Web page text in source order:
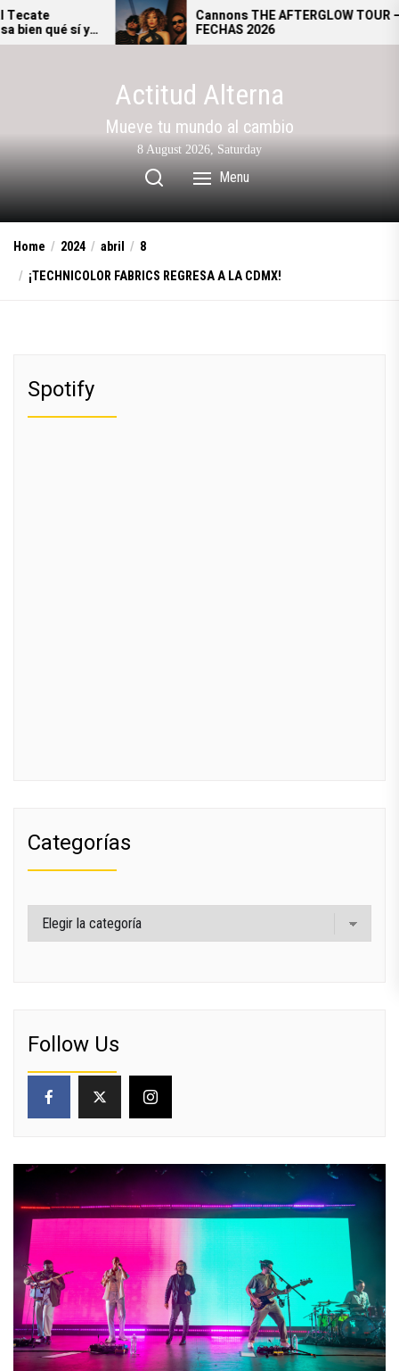
Skip
to
Cannons THE AFTERGLOW TOUR –
FECHAS 2026
Actitud Alterna
Mueve tu mundo al cambio
8 August 2026, Saturday
Menu
Home 2024 abril
8
¡TECHNICOLOR FABRICS REGRESA A LA CDMX!
Spotify
Categorías
Categorías
Follow Us